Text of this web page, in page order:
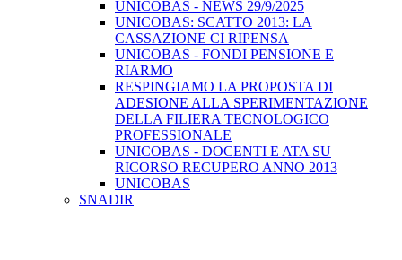
UNICOBAS - NEWS 29/9/2025
UNICOBAS: SCATTO 2013: LA
CASSAZIONE CI RIPENSA
UNICOBAS - FONDI PENSIONE E
RIARMO
RESPINGIAMO LA PROPOSTA DI
ADESIONE ALLA SPERIMENTAZIONE
DELLA FILIERA TECNOLOGICO
PROFESSIONALE
UNICOBAS - DOCENTI E ATA SU
RICORSO RECUPERO ANNO 2013
UNICOBAS
SNADIR